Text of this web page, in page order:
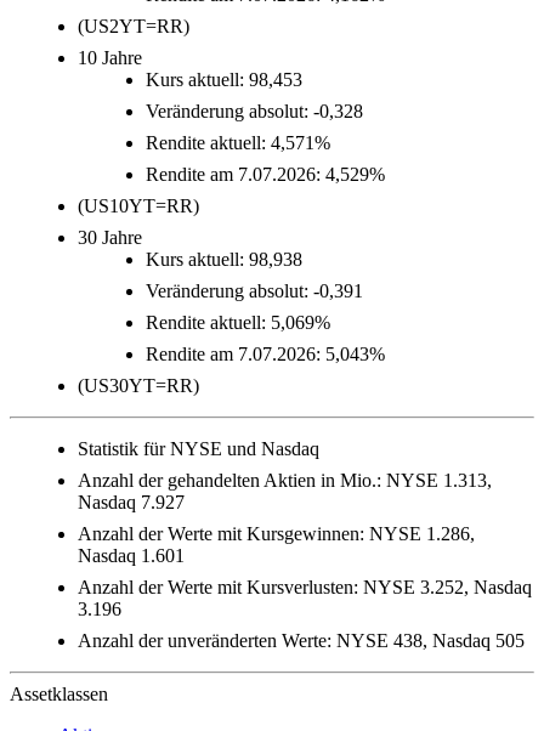
(US2YT=RR)
10 Jahre
Kurs aktuell: 98,453
Veränderung absolut: -0,328
Rendite aktuell: 4,571%
Rendite am 7.07.2026: 4,529%
(US10YT=RR)
30 Jahre
Kurs aktuell: 98,938
Veränderung absolut: -0,391
Rendite aktuell: 5,069%
Rendite am 7.07.2026: 5,043%
(US30YT=RR)
Statistik für NYSE und Nasdaq
Anzahl der gehandelten Aktien in Mio.: NYSE 1.313,
Nasdaq 7.927
Anzahl der Werte mit Kursgewinnen: NYSE 1.286,
Nasdaq 1.601
Anzahl der Werte mit Kursverlusten: NYSE 3.252, Nasdaq
3.196
Anzahl der unveränderten Werte: NYSE 438, Nasdaq 505
Assetklassen